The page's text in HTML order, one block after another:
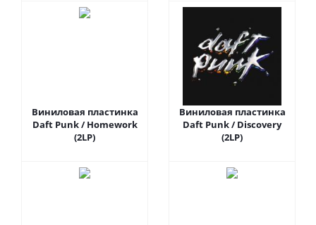
Виниловая пластинка
Daft Punk / Homework
(2LP)
Виниловая пластинка
Daft Punk / Discovery
(2LP)